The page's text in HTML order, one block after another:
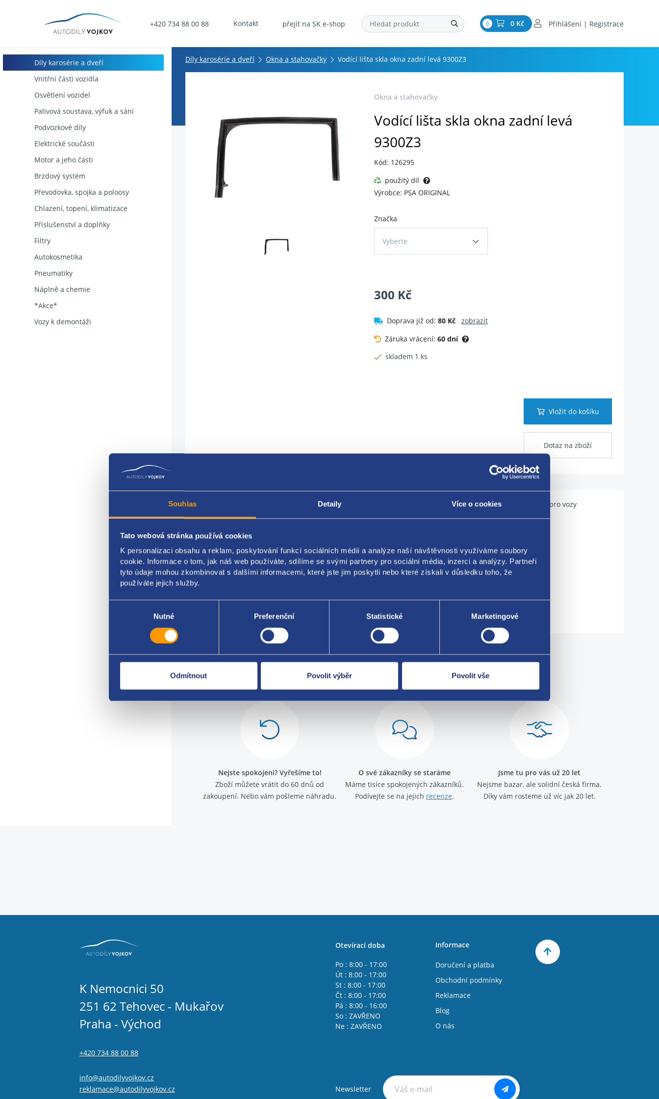
Souhlas Detaily Více o cookies
Tato webová stránka používá cookies
K personalizaci obsahu a reklam, poskytování funkcí sociálních médií a analýze naší návštěvnosti využíváme soubory
cookie. Informace o tom, jak náš web používáte, sdílíme se svými partnery pro sociální média, inzerci a analýzy. Partneři
tyto údaje mohou zkombinovat s dalšími informacemi, které jste jim poskytli nebo které získali v důsledku toho, že
používáte jejich služby.
Nutné Preferenční Statistické Marketingové
Odmítnout Povolit výběr Povolit vše
+420 734 88 00 88 Kontakt přejít na SK e-shop 0 0 Kč Přihlášení | Registrace
Díly karosérie a dveří
Vnitřní části vozidla
Osvětlení vozidel
Palivová soustava, výfuk a sání
Podvozkové díly
Elektrické součásti
Motor a jeho části
Brzdový systém
Převodovka, spojka a poloosy
Chlazení, topení, klimatizace
Příslušenství a doplňky
Filtry
Autokosmetika
Pneumatiky
Náplně a chemie
*Akce*
Vozy k demontáži
Díly karosérie a dveří Okna a stahovačky Vodící lišta skla okna zadní levá 9300Z3
Okna a stahovačky
Vodící lišta skla okna zadní levá
9300Z3
Kód: 126295
použitý díl
Výrobce: PSA ORIGINAL
Značka
Vyberte
300 Kč
Doprava již od: 80 Kč
zobrazit
Záruka vrácení: 60 dní
skladem 1 ks
Vložit do košíku
Dotaz na zboží
Použitelné pro vozy
Umístění: zadní dveře
PSA original: 9300Z3
Za kvalitu ručíme!
Nejste spokojeni? Vyřešíme to!
Zboží můžete vrátit do 60 dnů od
zakoupení. Nebo vám pošleme náhradu.
O své zákazníky se staráme
Máme tisíce spokojených zákazníků.
Podívejte se na jejich recenze.
Jsme tu pro vás už 20 let
Nejsme bazar, ale solidní česká firma.
Díky vám rosteme už víc jak 20 let.
K Nemocnici 50
251 62 Tehovec - Mukařov
Praha - Východ
+420 734 88 00 88
info@autodilyvojkov.cz
reklamace@autodilyvojkov.cz
Otevírací doba
Po : 8:00 - 17:00
Út : 8:00 - 17:00
St : 8:00 - 17:00
Čt : 8:00 - 17:00
Pá : 8:00 - 16:00
So : ZAVŘENO
Ne : ZAVŘENO
Informace
Doručení a platba
Obchodní podmínky
Reklamace
Blog
O nás
Newsletter